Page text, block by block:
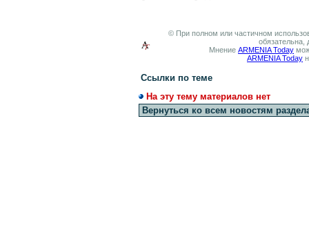
© При полном или частичном
обязательна,
Мнение ARMENIA Today
ARMENIA Today
Ссылки по теме
На эту тему материалов нет
Вернуться ко всем новостям